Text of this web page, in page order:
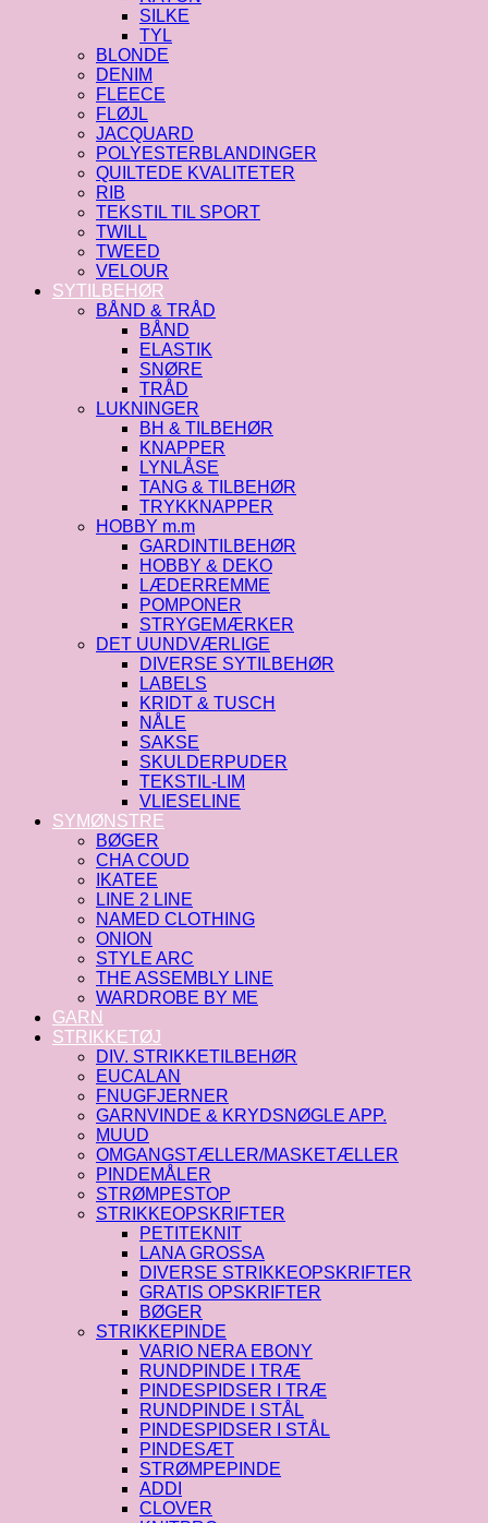
SILKE
TYL
BLONDE
DENIM
FLEECE
FLØJL
JACQUARD
POLYESTERBLANDINGER
QUILTEDE KVALITETER
RIB
TEKSTIL TIL SPORT
TWILL
TWEED
VELOUR
SYTILBEHØR
BÅND & TRÅD
BÅND
ELASTIK
SNØRE
TRÅD
LUKNINGER
BH & TILBEHØR
KNAPPER
LYNLÅSE
TANG & TILBEHØR
TRYKKNAPPER
HOBBY m.m
GARDINTILBEHØR
HOBBY & DEKO
LÆDERREMME
POMPONER
STRYGEMÆRKER
DET UUNDVÆRLIGE
DIVERSE SYTILBEHØR
LABELS
KRIDT & TUSCH
NÅLE
SAKSE
SKULDERPUDER
TEKSTIL-LIM
VLIESELINE
SYMØNSTRE
BØGER
CHA COUD
IKATEE
LINE 2 LINE
NAMED CLOTHING
ONION
STYLE ARC
THE ASSEMBLY LINE
WARDROBE BY ME
GARN
STRIKKETØJ
DIV. STRIKKETILBEHØR
EUCALAN
FNUGFJERNER
GARNVINDE & KRYDSNØGLE APP.
MUUD
OMGANGSTÆLLER/MASKETÆLLER
PINDEMÅLER
STRØMPESTOP
STRIKKEOPSKRIFTER
PETITEKNIT
LANA GROSSA
DIVERSE STRIKKEOPSKRIFTER
GRATIS OPSKRIFTER
BØGER
STRIKKEPINDE
VARIO NERA EBONY
RUNDPINDE I TRÆ
PINDESPIDSER I TRÆ
RUNDPINDE I STÅL
PINDESPIDSER I STÅL
PINDESÆT
STRØMPEPINDE
ADDI
CLOVER